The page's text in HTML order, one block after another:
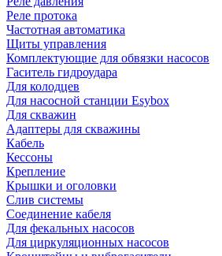
Реле протока
Частотная автоматика
Щиты управления
Комплектующие для обвязки насосов
Гаситель гидроудара
Для колодцев
Для насосной станции Esybox
Для скважин
Адаптеры для скважины
Кабель
Кессоны
Крепление
Крышки и оголовки
Слив системы
Соединение кабеля
Для фекальных насосов
Для циркуляционных насосов